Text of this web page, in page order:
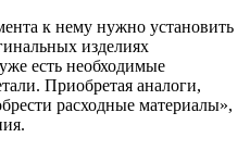
к нему нужно установить
изделиях
есть необходимые
Приобретая аналоги,
расходные материалы»,